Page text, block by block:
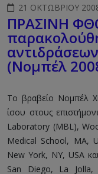
21 ΟΚΤΩΒΡΊΟΥ
ΠΡΑΣΙΝΗ
(Νομπέλ
Το βραβείο Νομπέλ
ίσου στους
Laboratory (MBL),
Medical School, MA,
New York, NY, USA
San Diego, La Jolla,